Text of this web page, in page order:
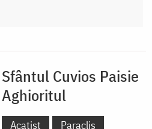
Sfântul Cuvios Paisie
Aghioritul
Acatist Paraclis